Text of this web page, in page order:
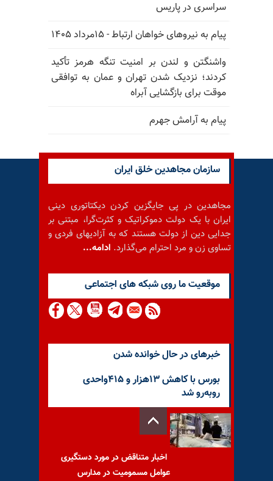
سراسری در پاریس
پیام به نیروهای خواهان ارتباط - ۱۵مرداد ۱۴۰۵
واشنگتن و لندن بر امنیت تنگه هرمز تأکید
کردند؛ نزدیک شدن تهران و عمان به توافقی
موقت برای بازگشایی آبراه
پیام به آرامش جهرم
سازمان مجاهدین خلق ایران
مجاهدین در پی جایگزین کردن دیکتاتوری دینی
ایران با یک دولت دموکراتیک و کثرت‌گرا، مبتنی بر
جدایی دین از دولت هستند که به آزادیهای فردی و
تساوی زن و مرد احترام می‌گذارد. ادامه...
موقعيت ما روى شبكه هاى اجتماعى
خبرهای در حال خوانده شدن
بورس با کاهش ۱۳هزار و ۴۱۵واحدی
روبه‌رو شد
اخبار متناقض در مورد دستگیری
عوامل مسمومیت در مدارس